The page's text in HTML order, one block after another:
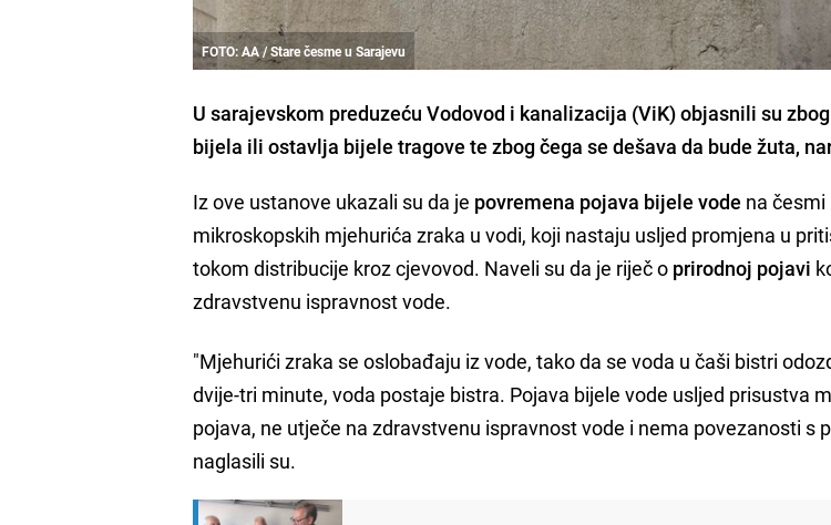
FOTO: AA / Stare česme u Sarajevu
U sarajevskom preduzeću Vodovod i kanalizacija (ViK) objasnili su
bijela ili ostavlja bijele tragove te zbog čega se dešava da bude žuta,
Iz ove ustanove ukazali su da je povremena pojava bijele vode na
mikroskopskih mjehurića zraka u vodi, koji nastaju usljed promjena u
tokom distribucije kroz cjevovod. Naveli su da je riječ o prirodnoj pojavi
zdravstvenu ispravnost vode.
"Mjehurići zraka se oslobađaju iz vode, tako da se voda u čaši bistri
dvije-tri minute, voda postaje bistra. Pojava bijele vode usljed prisustva
pojava, ne utječe na zdravstvenu ispravnost vode i nema povezanosti s
naglasili su.